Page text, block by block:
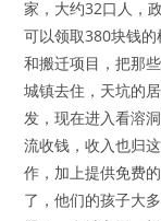
家，大约32口人，
可以领取380块钱
和搬迁项目，把那
城镇去住，天坑的
发，现在进入看溶
流收钱，收入也归
作，加上提供免费
了，他们的孩子大